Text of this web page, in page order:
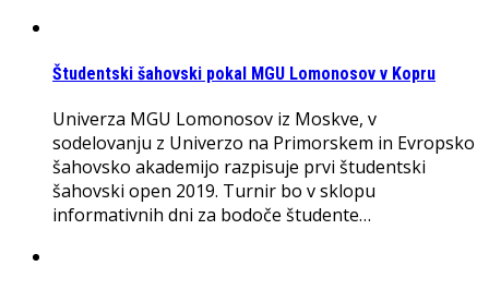
Študentski šahovski pokal MGU Lomonosov v Kopru
Univerza MGU Lomonosov iz Moskve, v
sodelovanju z Univerzo na Primorskem in Evropsko
šahovsko akademijo razpisuje prvi študentski
šahovski open 2019. Turnir bo v sklopu
informativnih dni za bodoče študente…